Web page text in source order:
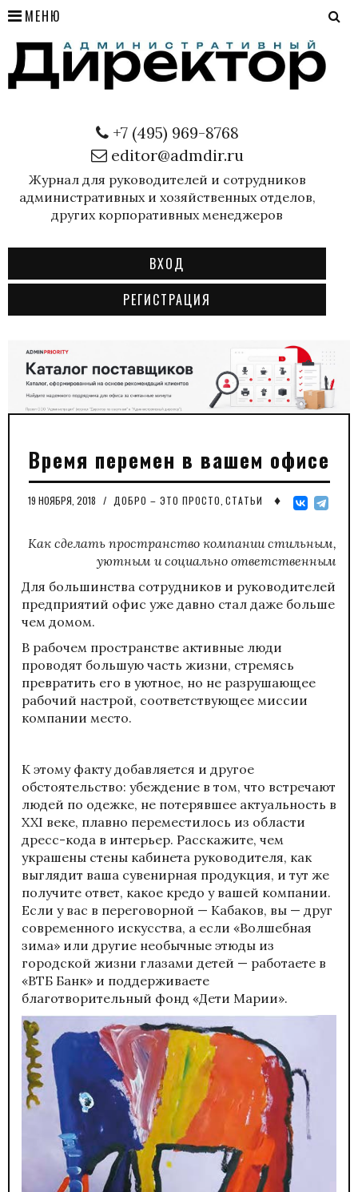
МЕНЮ
+7 (495) 969-8768
editor@admdir.ru
Журнал для руководителей и сотрудников
административных и хозяйственных отделов,
других корпоративных менеджеров
ВХОД
РЕГИСТРАЦИЯ
Время перемен в вашем офисе
19 НОЯБРЯ, 2018 / ДОБРО – ЭТО ПРОСТО СТАТЬИ ♦
Как сделать пространство компании стильным,
уютным и социально ответственным
Для большинства сотрудников и руководителей
предприятий офис уже давно стал даже больше
чем домом.
В рабочем пространстве активные люди
проводят большую часть жизни, стремясь
превратить его в уютное, но не разрушающее
рабочий настрой, соответствующее миссии
компании место.
К этому факту добавляется и другое
обстоятельство: убеждение в том, что встречают
людей по одежке, не потерявшее актуальность в
XXI веке, плавно переместилось из области
дресс-кода в интерьер. Расскажите, чем
украшены стены кабинета руководителя, как
выглядит ваша сувенирная продукция, и тут же
получите ответ, какое кредо у вашей компании.
Если у вас в переговорной — Кабаков, вы — друг
современного искусства, а если «Волшебная
зима» или другие необычные этюды из
городской жизни глазами детей — работаете в
«ВТБ Банк» и поддерживаете
благотворительный фонд «Дети Марии».